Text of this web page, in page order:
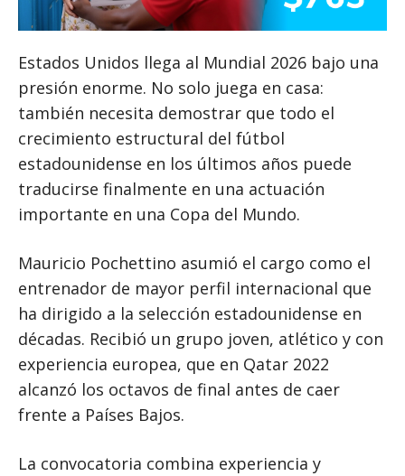
Estados Unidos llega al Mundial 2026 bajo una
presión enorme. No solo juega en casa:
también necesita demostrar que todo el
crecimiento estructural del fútbol
estadounidense en los últimos años puede
traducirse finalmente en una actuación
importante en una Copa del Mundo.
Mauricio Pochettino asumió el cargo como el
entrenador de mayor perfil internacional que
ha dirigido a la selección estadounidense en
décadas. Recibió un grupo joven, atlético y con
experiencia europea, que en Qatar 2022
alcanzó los octavos de final antes de caer
frente a Países Bajos.
La convocatoria combina experiencia y